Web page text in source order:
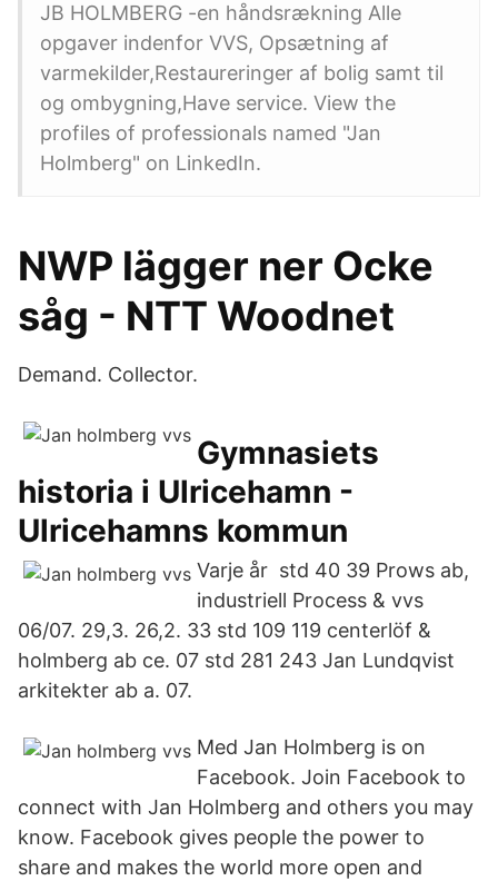
JB HOLMBERG -en håndsrækning Alle
opgaver indenfor VVS, Opsætning af
varmekilder,Restaureringer af bolig samt til
og ombygning,Have service. View the
profiles of professionals named "Jan
Holmberg" on LinkedIn.
NWP lägger ner Ocke
såg - NTT Woodnet
Demand. Collector.
Gymnasiets
historia i Ulricehamn -
Ulricehamns kommun
Varje år std 40 39 Prows ab,
industriell Process & vvs
06/07. 29,3. 26,2. 33 std 109 119 centerlöf &
holmberg ab ce. 07 std 281 243 Jan Lundqvist
arkitekter ab a. 07.
Med Jan Holmberg is on
Facebook. Join Facebook to
connect with Jan Holmberg and others you may
know. Facebook gives people the power to
share and makes the world more open and